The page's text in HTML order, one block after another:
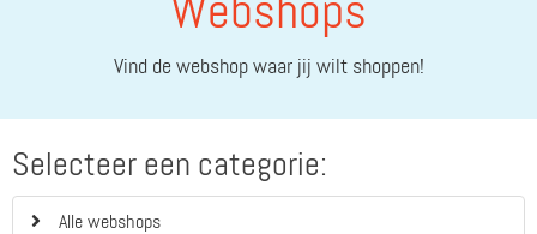
Webshops
Vind de webshop waar jij wilt shoppen!
Selecteer een categorie:
Alle webshops